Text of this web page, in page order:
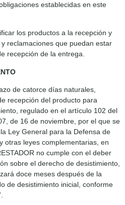
establecidas en este
los productos a la recepción y
reclamaciones que puedan estar
recepción de la entrega.
de catorce días naturales,
recepción del producto para
regulado en el artículo 102 del
de 16 de noviembre, por el que se
Ley General para la Defensa de
otras leyes complementarias, en
no cumple con el deber
sobre el derecho de desistimiento,
doce meses después de la
de desistimiento inicial, conforme